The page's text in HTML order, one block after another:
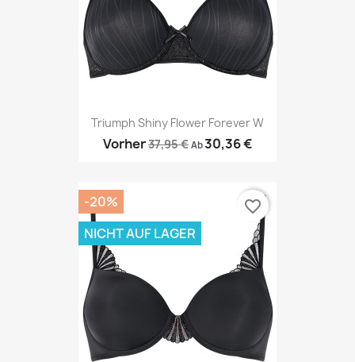
Triumph Shiny Flower Forever W
Vorher37,95 € Ab30,36 €
-20%
NICHT AUF LAGER
favorite_border